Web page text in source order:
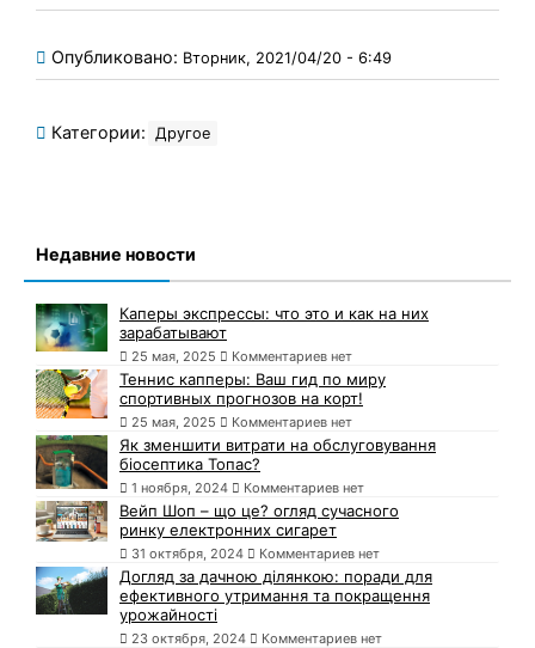
Опубликовано: Вторник, 2021/04/20 - 6:49
Категории: Другое
Недавние новости
Каперы экспрессы: что это и как на них
зарабатывают
25 мая, 2025 Комментариев нет
Теннис капперы: Ваш гид по миру
спортивных прогнозов на корт!
25 мая, 2025 Комментариев нет
Як зменшити витрати на обслуговування
біосептика Топас?
1 ноября, 2024 Комментариев нет
Вейп Шоп – що це? огляд сучасного
ринку електронних сигарет
31 октября, 2024 Комментариев нет
Догляд за дачною ділянкою: поради для
ефективного утримання та покращення
урожайності
23 октября, 2024 Комментариев нет